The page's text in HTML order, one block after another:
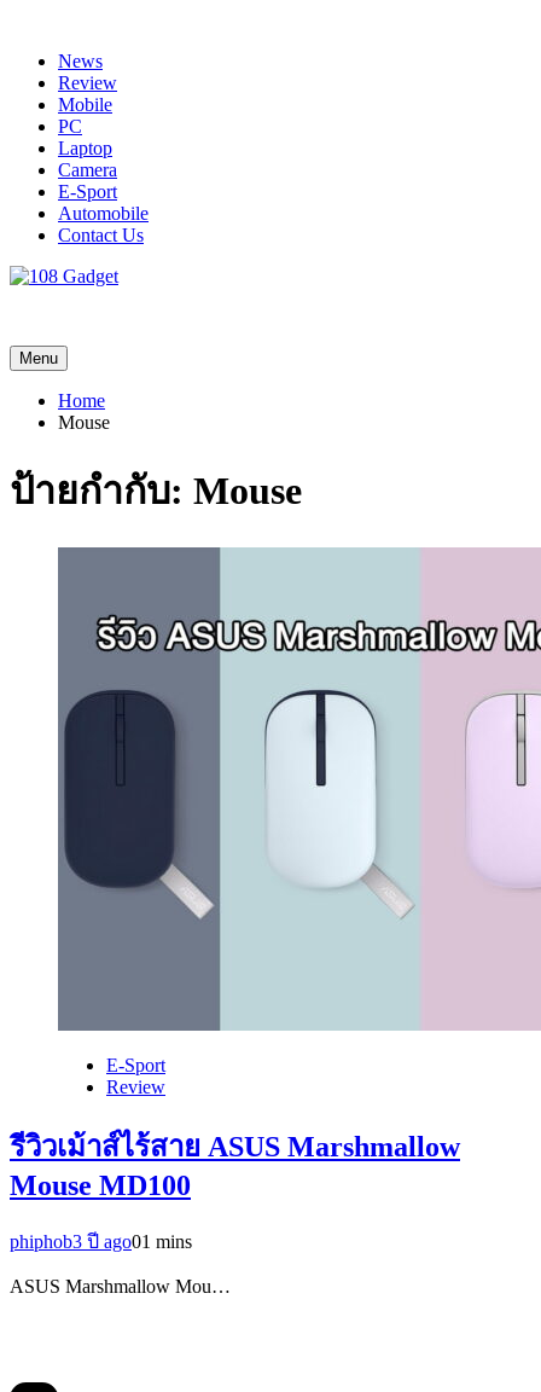
contentNews
Review
Mobile
PC
Laptop
Camera
E-Sport
Automobile
Contact Us
Menu
Home
Mouse
ป้ายกำกับ: Mouse
E-Sport
Review
รีวิวเม้าส์ไร้สาย ASUS Marshmallow
Mouse MD100
phiphob3 ปี ago01 mins
ASUS Marshmallow Mou…